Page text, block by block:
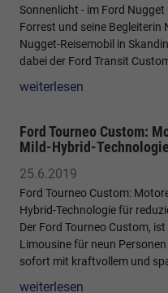
Sonnenlicht - im Ford
Forrest und seine Begleiterin
Nugget-Reisemobil in
dabei der Ford Transit
weiterlesen
Ford Tourneo Custom:
Mild-Hybrid-Technologie
25.6.2019
Ford Tourneo Custom:
Hybrid-Technologie für
Der Ford Tourneo Custom,
Limousine für neun
sofort mit kraftvollem und
weiterlesen